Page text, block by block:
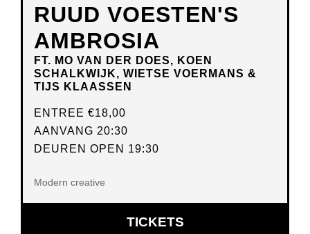
RUUD VOESTEN'S
AMBROSIA
FT. MO VAN DER DOES, KOEN
SCHALKWIJK, WIETSE VOERMANS &
TIJS KLAASSEN
ENTREE €18,00
AANVANG 20:30
DEUREN OPEN 19:30
Modern creative
TICKETSOPENT